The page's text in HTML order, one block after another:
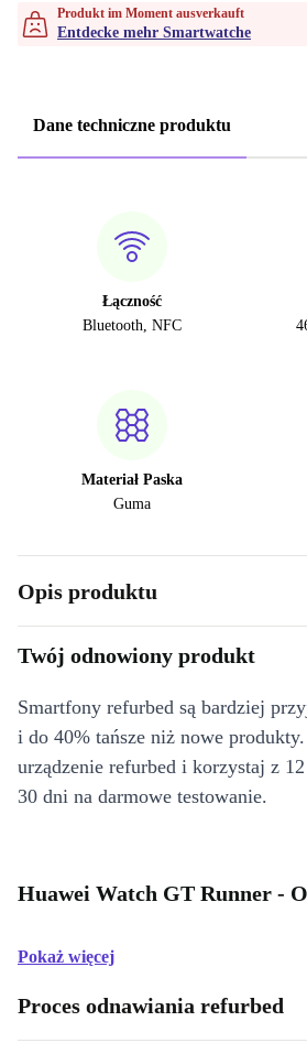
Produkt im Moment ausverkauft
Entdecke mehr Smartwatche
Dane techniczne produktu
Łączność
Bluetooth, NFC
Materiał Paska
Guma
Opis produktu
Twój odnowiony produkt
Smartfony refurbed są bardziej
i do 40% tańsze niż nowe
urządzenie refurbed i korzystaj z
30 dni na darmowe testowanie.
Huawei Watch GT Runner -
Pokaż więcej
Proces odnawiania refurbed